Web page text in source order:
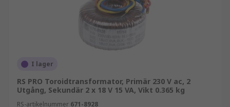
I lager
RS PRO Toroidtransformator, Primär 230 V ac, 2
Utgång, Sekundär 2 x 18 V 15 VA, Vikt 0.365 kg
RS-artikelnummer 671-8928